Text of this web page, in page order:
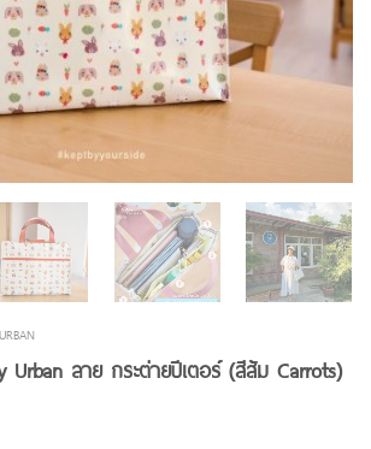
Urban ลาย กระต่ายปีเตอร์ (สีส้ม Carrots)